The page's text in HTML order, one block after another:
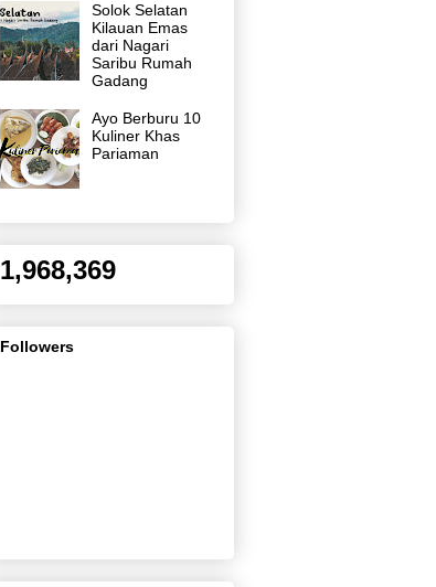
Solok Selatan
Kilauan Emas
dari Nagari
Saribu Rumah
Gadang
Ayo Berburu 10
Kuliner Khas
Pariaman
1,968,369
Followers